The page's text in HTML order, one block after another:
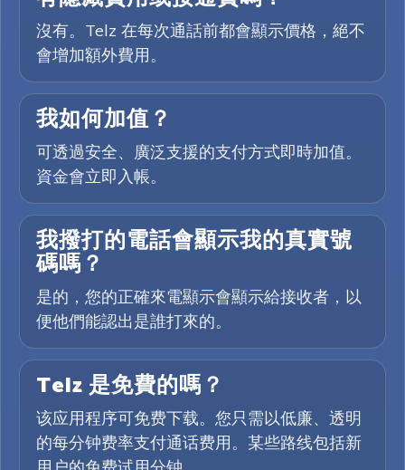
沒有。Telz 在每次通話前都會顯示價格，絕不
會增加額外費用。
我如何加值？
可透過安全、廣泛支援的支付方式即時加值。
資金會立即入帳。
我撥打的電話會顯示我的真實號
碼嗎？
是的，您的正確來電顯示會顯示給接收者，以
便他們能認出是誰打來的。
Telz 是免費的嗎？
该应用程序可免费下载。您只需以低廉、透明
的每分钟费率支付通话费用。某些路线包括新